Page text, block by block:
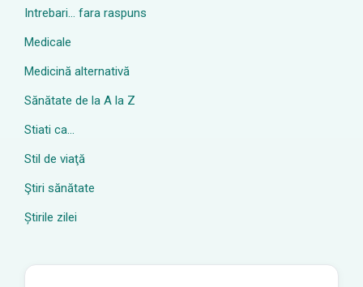
Intrebari… fara raspuns
Medicale
Medicină alternativă
Sănătate de la A la Z
Stiati ca…
Stil de viaţă
Ştiri sănătate
Știrile zilei